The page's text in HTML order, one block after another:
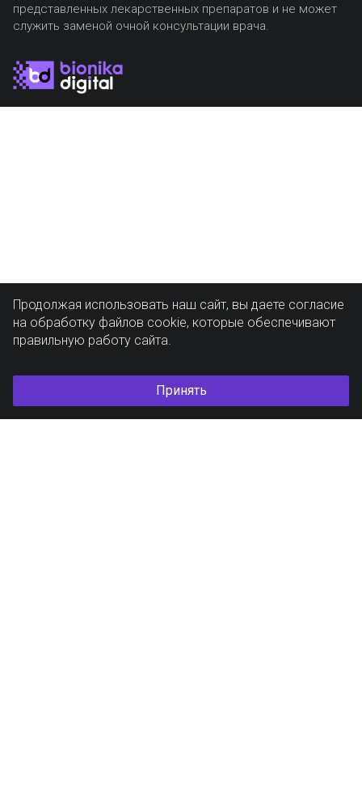
представленных лекарственных препаратов и не может
служить заменой очной консультации врача.
Продолжая использовать наш сайт, вы даете согласие
на обработку файлов cookie, которые обеспечивают
правильную работу сайта.
Принять